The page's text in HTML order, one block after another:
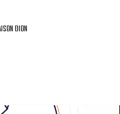
DION